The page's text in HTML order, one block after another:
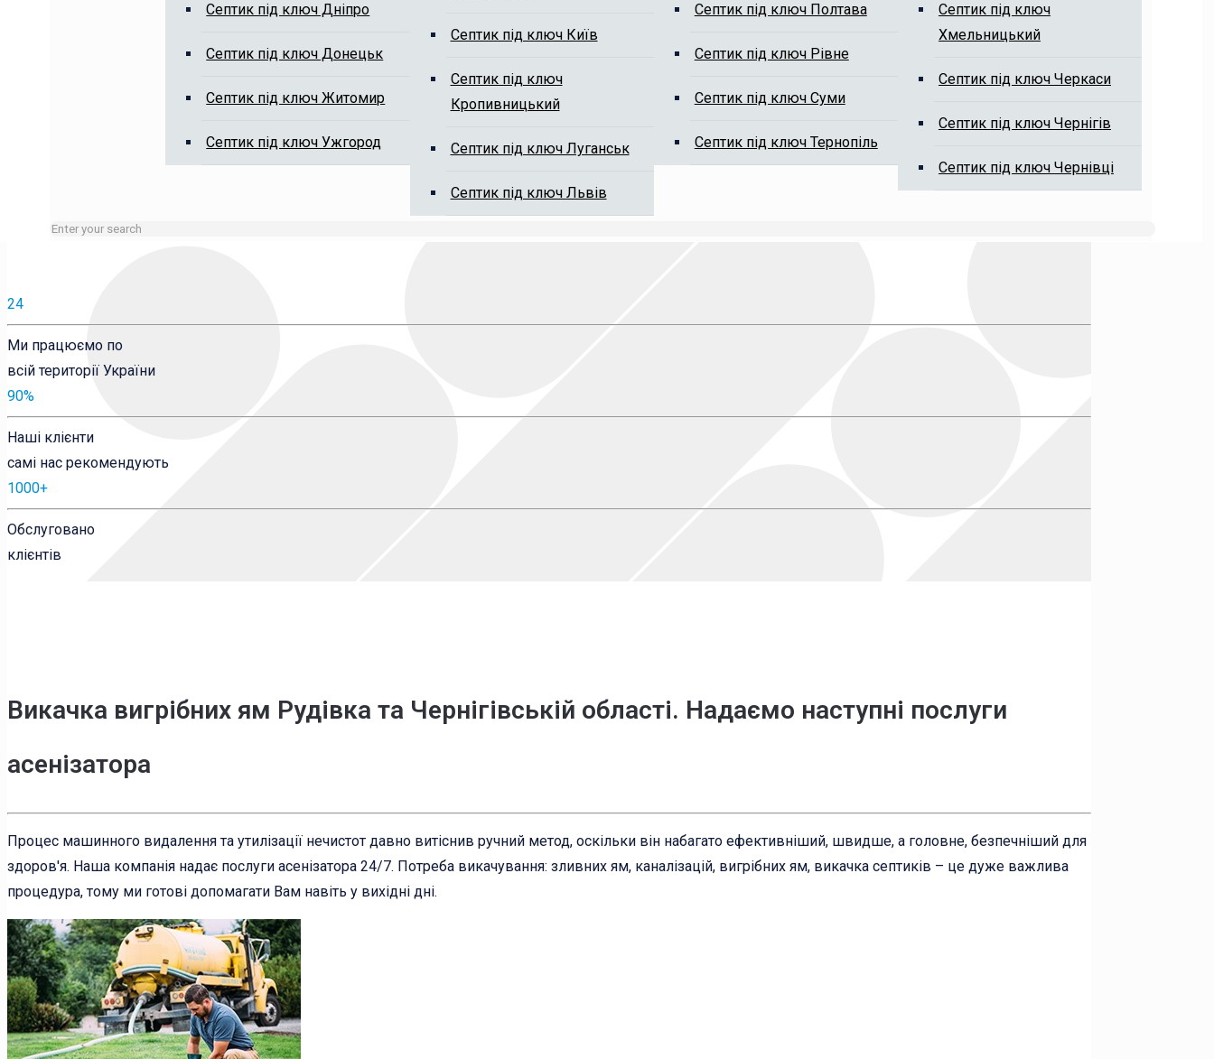
Септик під ключ Дніпро
Септик під ключ Донецьк
Септик під ключ Житомир
Септик під ключ Ужгород
Септик під ключ Київ
Септик під ключ
Кропивницький
Септик під ключ Луганськ
Септик під ключ Львів
Септик під ключ Полтава
Септик під ключ Рівне
Септик під ключ Суми
Септик під ключ Тернопіль
Септик під ключ
Хмельницький
Септик під ключ Черкаси
Септик під ключ Чернігів
Септик під ключ Чернівці
Зайняті лінії або неробочий час залишайте заявку на сайті, ми Вам передзвонимо.
24
Ми працюємо по
всій території України
90%
Наші клієнти
самі нас рекомендують
1000+
Обслуговано
клієнтів
Викачка вигрібних ям Рудівка та Чернігівській області. Надаємо наступні послуги
асенізатора
Процес машинного видалення та утилізації нечистот давно витіснив ручний метод, оскільки він набагато ефективніший, швидше, а головне, безпечніший для
здоров'я. Наша компанія надає послуги асенізатора 24/7. Потреба викачування: зливних ям, каналізацій, вигрібних ям, викачка септиків – це дуже важлива
процедура, тому ми готові допомагати Вам навіть у вихідні дні.